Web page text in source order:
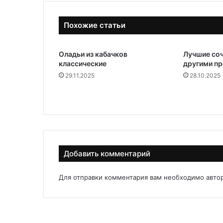
Похожие статьи
Оладьи из кабачков
классические
29.11.2025
Лучшие
другими
28.10.2025
Добавить комментарий
Для отправки комментария вам необходимо